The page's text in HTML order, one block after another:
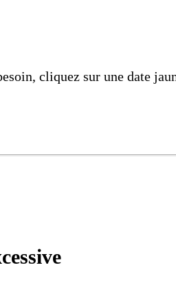
cliquez sur une date